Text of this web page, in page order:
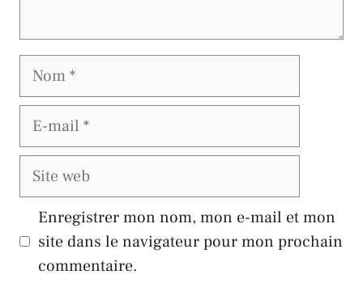
Nom
E-
Site
Enregistrer mon nom, mon e-mail et mon
site dans le navigateur pour mon prochain
commentaire.